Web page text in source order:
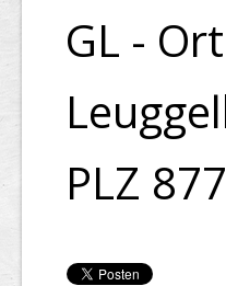
GL - Ort
PLZ